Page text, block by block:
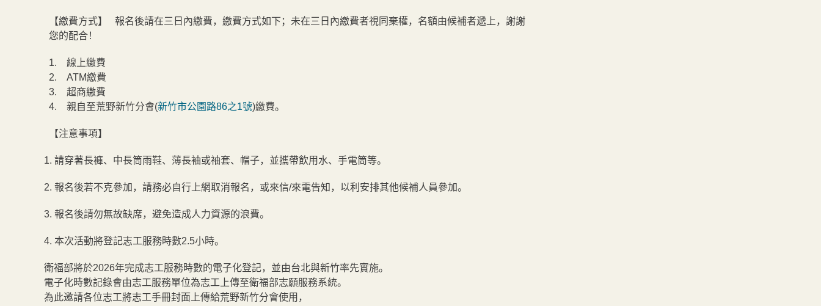
【繳費方式】 報名後請在三日內繳費，繳費方式如下；未在三日內繳費者視同棄權，名額由候補者遞上，謝謝
您的配合！
1. 線上繳費
2. ATM繳費
3. 超商繳費
4. 親自至荒野新竹分會(新竹市公園路86之1號)繳費。
【注意事項】
1. 請穿著長褲、中長筒雨鞋、薄長袖或袖套、帽子，並攜帶飲用水、手電筒等。
2. 報名後若不克參加，請務必自行上網取消報名，或來信/來電告知，以利安排其他候補人員參加。
3. 報名後請勿無故缺席，避免造成人力資源的浪費。
4. 本次活動將登記志工服務時數2.5小時。
衛福部將於2026年完成志工服務時數的電子化登記，並由台北與新竹率先實施。
電子化時數記錄會由志工服務單位為志工上傳至衛福部志願服務系統。
為此邀請各位志工將志工手冊封面上傳給荒野新竹分會使用，